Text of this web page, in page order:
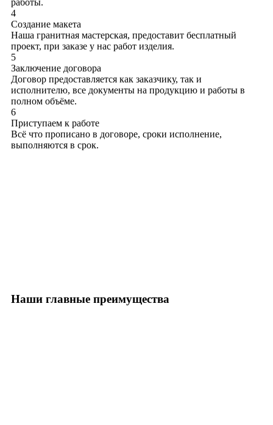
работы.
4
Создание макета
Наша гранитная мастерская, предоставит бесплатный
проект, при заказе у нас работ изделия.
5
Заключение договора
Договор предоставляется как заказчику, так и
исполнителю, все документы на продукцию и работы в
полном объёме.
6
Приступаем к работе
Всё что прописано в договоре, сроки исполнение,
выполняются в срок.
Наши главные преимущества